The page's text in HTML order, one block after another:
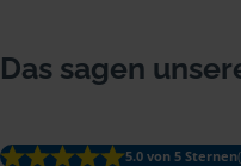
Das sagen
5.0 von 5 Sternen